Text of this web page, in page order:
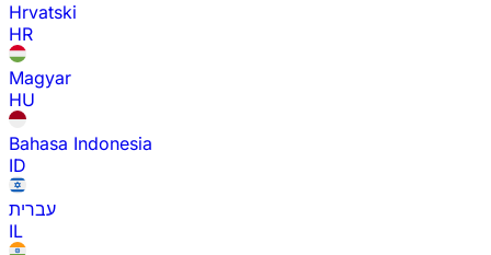
Hrvatski
HR
Magyar
HU
Bahasa Indonesia
ID
עברית
IL